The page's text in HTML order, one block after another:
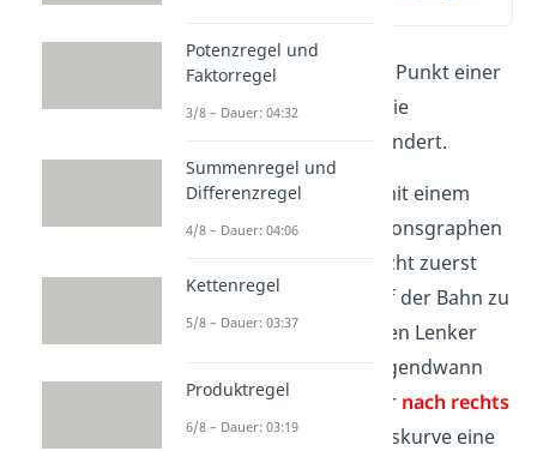
EinWendepunkt
ist der Punkt einer
Funktion, an dem sich die
ändert.
Stell dir vor, du fährst mit einem
Fahrrad auf dem Funktionsgraphen
entlang. Der Graph macht zuerst
eine Linkskurve. Um auf der Bahn zu
bleiben, drehst du deinen Lenker
. Irgendwann
musst du deinen Lenker nach rechts
drehen, da aus der Linkskurve eine
Potenzregel und
Faktorregel
3/8 – Dauer: 04:32
Summenregel und
Differenzregel
4/8 – Dauer: 04:06
Kettenregel
5/8 – Dauer: 03:37
Produktregel
6/8 – Dauer: 03:19